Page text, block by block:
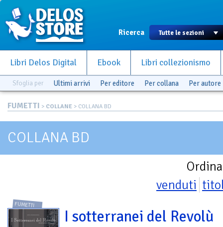
Ricerca
Libri Delos Digital Ebook Libri collezionismo
Sfoglia per Ultimi arrivi Per editore Per collana Per autore
FUMETTI > COLLANE > COLLANA BD
COLLANA BD
venduti
FUMETTI
I sotterranei del Revolù